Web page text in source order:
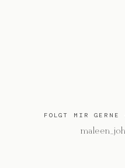
FOLGT MIR GERNE